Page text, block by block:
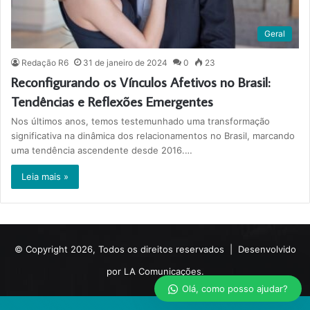
Geral
Redação R6 31 de janeiro de 2024 0 23
Reconfigurando os Vínculos Afetivos no Brasil:
Tendências e Reflexões Emergentes
Nos últimos anos, temos testemunhado uma transformação
significativa na dinâmica dos relacionamentos no Brasil, marcando
uma tendência ascendente desde 2016.…
Leia mais »
© Copyright 2026, Todos os direitos reservados | Desenvolvido
por LA Comunicações.
Olá, como posso ajudar?